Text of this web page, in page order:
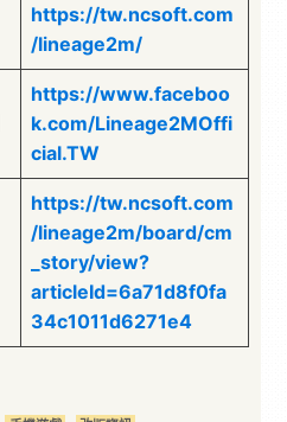
https://tw.ncsoft.com
/lineage2m/
https://www.faceboo
k.com/Lineage2MOffi
cial.TW
https://tw.ncsoft.com
/lineage2m/board/cm
_story/view?
articleId=6a71d8f0fa
34c1011d6271e4